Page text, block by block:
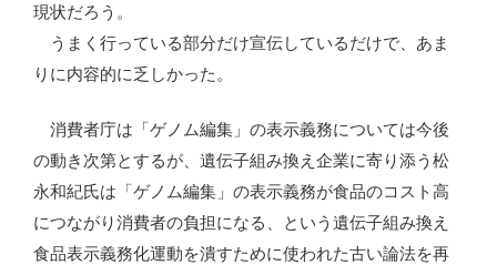
現状だろう。
うまく行っている部分だけ宣伝しているだけで、あま
りに内容的に乏しかった。
消費者庁は「ゲノム編集」の表示義務については今後
の動き次第とするが、遺伝子組み換え企業に寄り添う松
永和紀氏は「ゲノム編集」の表示義務が食品のコスト高
につながり消費者の負担になる、という遺伝子組み換え
食品表示義務化運動を潰すために使われた古い論法を再